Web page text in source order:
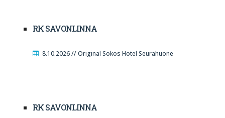
RK SAVONLINNA
8.10.2026 // Original Sokos Hotel Seurahuone
RK SAVONLINNA